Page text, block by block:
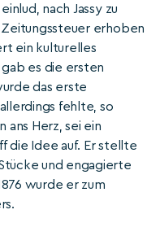
nach Jassy zu
erhoben
ein kulturelles
gab es die ersten
das erste
fehlte, so
ans Herz, sei ein
die Idee auf. Er stellte
und engagierte
wurde er zum